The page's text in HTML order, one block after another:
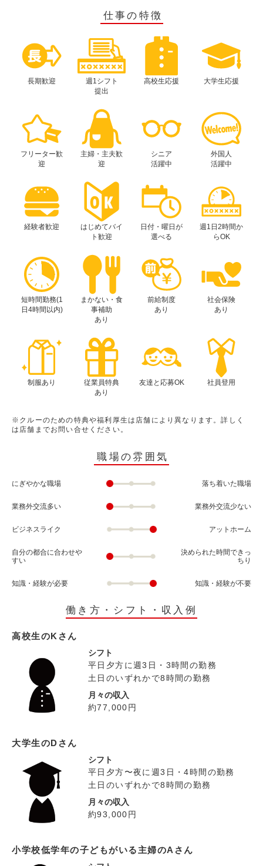
仕事の特徴
長期歓迎
週1シフト
提出
高校生応援 大学生応援
フリーター歓
迎
主婦・主夫歓
迎
シニア
活躍中
外国人
活躍中
経験者歓迎
はじめてバイ
ト歓迎
日付・曜日が
選べる
週1日2時間か
らOK
短時間勤務(1
日4時間以内)
まかない・食
事補助
あり
前給制度
あり
社会保険
あり
制服あり
従業員特典
あり
友達と応募OK 社員登用
※クルーのための特典や福利厚生は店舗により異なります。詳しく
は店舗までお問い合せください。
職場の雰囲気
にぎやかな職場 落ち着いた職場
業務外交流多い 業務外交流少ない
ビジネスライク アットホーム
自分の都合に合わせや
すい
決められた時間できっ
ちり
知識・経験が必要 知識・経験が不要
働き方・シフト・収入例
高校生のKさん
シフト
平日夕方に週3日・3時間の勤務
土日のいずれかで8時間の勤務
月々の収入
約77,000円
大学生のDさん
シフト
平日夕方〜夜に週3日・4時間の勤務
土日のいずれかで8時間の勤務
月々の収入
約93,000円
小学校低学年の子どもがいる主婦のAさん